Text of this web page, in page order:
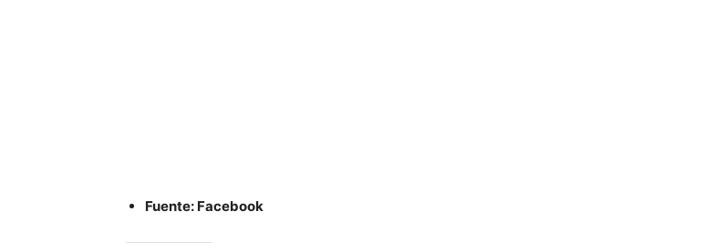
Fuente: Facebook